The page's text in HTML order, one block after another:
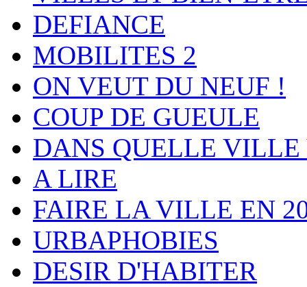
DEFIANCE
MOBILITES 2
ON VEUT DU NEUF !
COUP DE GUEULE
DANS QUELLE
A LIRE
FAIRE LA VILLE EN
URBAPHOBIES
DESIR D'HABITER